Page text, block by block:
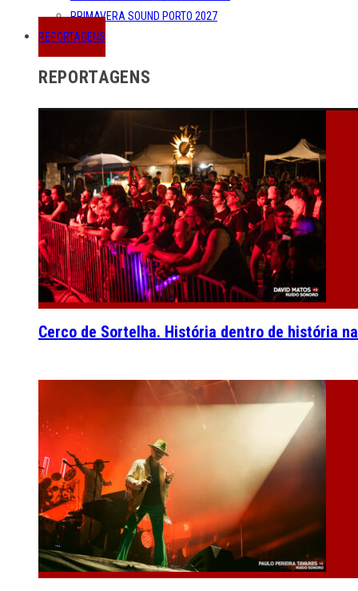
PRIMAVERA SOUND PORTO 2027
REPORTAGENS
REPORTAGENS
Cerco de Sortelha. História dentro de história